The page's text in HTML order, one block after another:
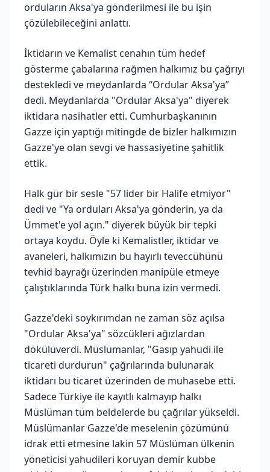
orduların Aksa'ya gönderilmesi ile bu işin
çözülebileceğini anlattı.
İktidarın ve Kemalist cenahın tüm hedef
gösterme çabalarına rağmen halkımız bu çağrıyı
destekledi ve meydanlarda “Ordular Aksa'ya”
dedi. Meydanlarda "Ordular Aksa'ya" diyerek
iktidara nasihatler etti. Cumhurbaşkanının
Gazze için yaptığı mitingde de bizler halkımızın
Gazze'ye olan sevgi ve hassasiyetine şahitlik
ettik.
Halk gür bir sesle "57 lider bir Halife etmiyor"
dedi ve "Ya orduları Aksa'ya gönderin, ya da
Ümmet'e yol açın." diyerek büyük bir tepki
ortaya koydu. Öyle ki Kemalistler, iktidar ve
avaneleri, halkımızın bu hayırlı teveccühünü
tevhid bayrağı üzerinden manipüle etmeye
çalıştıklarında Türk halkı buna izin vermedi.
Gazze'deki soykırımdan ne zaman söz açılsa
"Ordular Aksa'ya" sözcükleri ağızlardan
dökülüverdi. Müslümanlar, "Gasıp yahudi ile
ticareti durdurun" çağrılarında bulunarak
iktidarı bu ticaret üzerinden de muhasebe etti.
Sadece Türkiye ile kayıtlı kalmayıp halkı
Müslüman tüm beldelerde bu çağrılar yükseldi.
Müslümanlar Gazze'de meselenin çözümünü
idrak etti etmesine lakin 57 Müslüman ülkenin
yöneticisi yahudileri koruyan demir kubbe